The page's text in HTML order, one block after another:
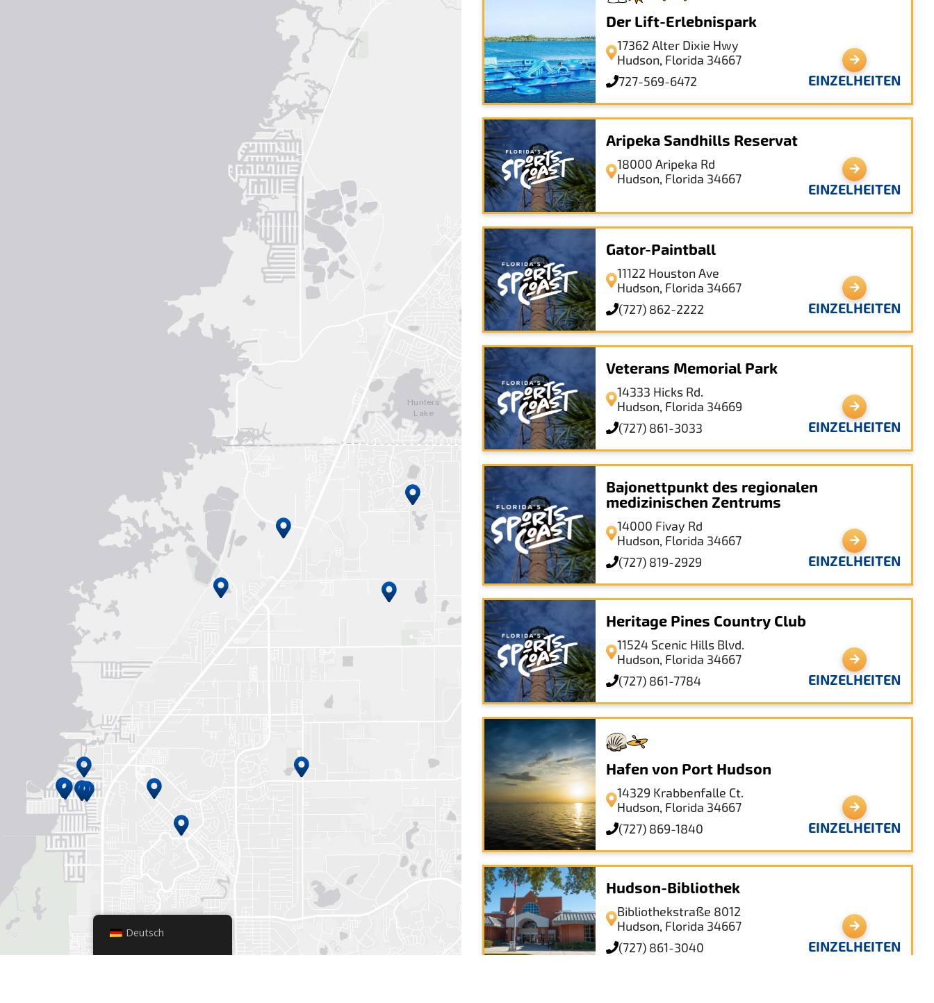
Der Lift-Erlebnispark
17362 Alter Dixie Hwy
Hudson, Florida 34667
727-569-6472
EINZELHEITEN
Aripeka Sandhills Reservat
18000 Aripeka Rd
Hudson, Florida 34667
EINZELHEITEN
Gator-Paintball
11122 Houston Ave
Hudson, Florida 34667
(727) 862-2222
EINZELHEITEN
Veterans Memorial Park
14333 Hicks Rd.
Hudson, Florida 34669
(727) 861-3033
EINZELHEITEN
Bajonettpunkt des regionalen
medizinischen Zentrums
14000 Fivay Rd
Hudson, Florida 34667
(727) 819-2929
EINZELHEITEN
Heritage Pines Country Club
11524 Scenic Hills Blvd.
Hudson, Florida 34667
(727) 861-7784
EINZELHEITEN
Hafen von Port Hudson
14329 Krabbenfalle Ct.
Hudson, Florida 34667
(727) 869-1840
EINZELHEITEN
Hudson-Bibliothek
Bibliothekstraße 8012
Hudson, Florida 34667
(727) 861-3040
EINZELHEITEN
Deutsch